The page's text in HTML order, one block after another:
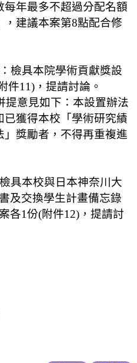
每年最多不超過分配名額
，建議本案第8點配合修
檢具本院學術貢獻獎設
件11) ，提請討論。
提意見如下：本設置辦法
已獲得本校「學術研究績
」獎勵者，不得再重複進
具本校與日本神奈川大
及交換學生計畫備忘錄
各1份(附件12) ，提請討